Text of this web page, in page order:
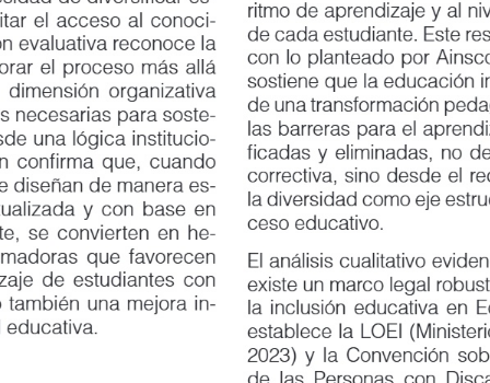
el acceso al conoci
-
reconoce la
el proceso más allá
organizativa
para soste
-
una lógica institucio
-
que, cuando
de manera es
-
y con base en
convierten en he
-
que favorecen
de estudiantes con
una mejora in
-
ritmo de aprendizaje y al
de cada estudiante. Este
con lo planteado por
sostiene que la educación
de una transformación
las barreras para el
ficadas y eliminadas, no
correctiva, sino desde el
la diversidad como eje
ceso educativo.
El análisis cualitativo
existe un marco legal robusto
la inclusión educativa en
establece la LOEI (Ministerio
2023) y la Convención sobre
de las Personas con